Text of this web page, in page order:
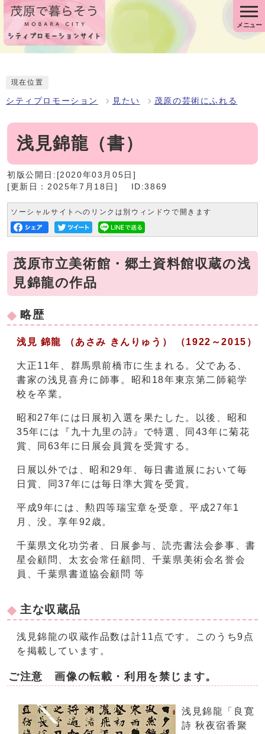
メニュー
現在位置
シティプロモーション 見たい 茂原の芸術にふれる
浅見錦龍（書）
初版公開日:[2020年03月05日]
[更新日：2025年7月18日]
ID:3869
ソーシャルサイトへのリンクは別ウィンドウで開きます
茂原市立美術館・郷土資料館収蔵の浅
見錦龍の作品
略歴
浅見 錦龍 （あさみ きんりゅう） （1922～2015）
大正11年、群馬県前橋市に生まれる。父である、
書家の浅見喜舟に師事。昭和18年東京第二師範学
校を卒業。
昭和27年には日展初入選を果たした。以後、昭和
35年には『九十九里の詩』で特選、同43年に菊花
賞、同63年に日展会員賞を受賞する。
日展以外では、昭和29年、毎日書道展において毎
日賞、同37年には毎日準大賞を受賞。
平成9年には、勲四等瑞宝章を受章。平成27年1
月、没。享年92歳。
千葉県文化功労者、日展参与、読売書法会参事、書
星会顧問、太玄会常任顧問、千葉県美術会名誉会
員、千葉県書道協会顧問 等
主な収蔵品
浅見錦龍の収蔵作品数は計11点です。このうち9点
を掲載しています。
ご注意 画像の転載・利用を禁じます。
浅見錦龍「良寛
詩 秋夜宿香聚